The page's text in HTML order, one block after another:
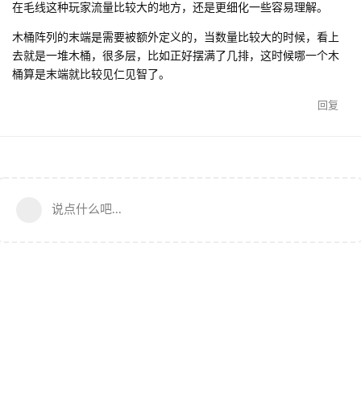
在毛线这种玩家流量比较大的地方，还是更细化一些容易理解。
木桶阵列的末端是需要被额外定义的，当数量比较大的时候，看上
去就是一堆木桶，很多层，比如正好摆满了几排，这时候哪一个木
桶算是末端就比较见仁见智了。
回复
说点什么吧...